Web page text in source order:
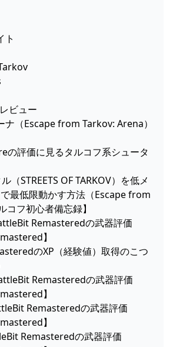
ト
ビュー
ナ（Escape from Tarkov: Arena）
の評価に見るタルコフ系シュータ
ル（STREETS OF TARKOV）を低メ
最低限動かす方法（Escape from
コフ初心者備忘録】
Remasteredの武器評価
】
のXP（経験値）取得のこつ
Remasteredの武器評価
】
Remasteredの武器評価
】
Remasteredの武器評価